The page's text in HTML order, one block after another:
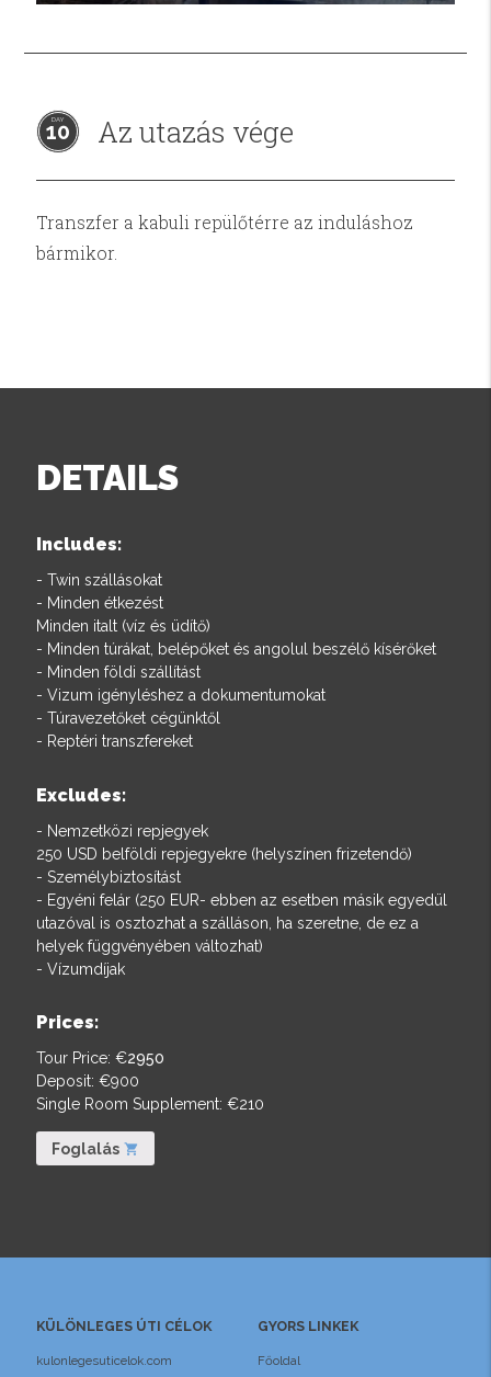
10 Az utazás vége
Transzfer a kabuli repülőtérre az induláshoz
bármikor.
DETAILS
Includes:
- Twin szállásokat
- Minden étkezést
Minden italt (víz és üdítő)
- Minden túrákat, belépőket és angolul beszélő kísérőket
- Minden földi szállítást
- Vizum igényléshez a dokumentumokat
- Túravezetőket cégünktől
- Reptéri transzfereket
Excludes:
- Nemzetközi repjegyek
250 USD belföldi repjegyekre (helyszínen frizetendő)
- Személybiztosítást
- Egyéni felár (250 EUR- ebben az esetben másik egyedül
utazóval is osztozhat a szálláson, ha szeretne, de ez a
helyek függvényében változhat)
- Vízumdíjak
Prices:
Tour Price: €2950
Deposit: €900
Single Room Supplement: €210
Foglalás shopping_cart
KÜLÖNLEGES ÚTI CÉLOK
kulonlegesuticelok.com
GYORS LINKEK
Főoldal